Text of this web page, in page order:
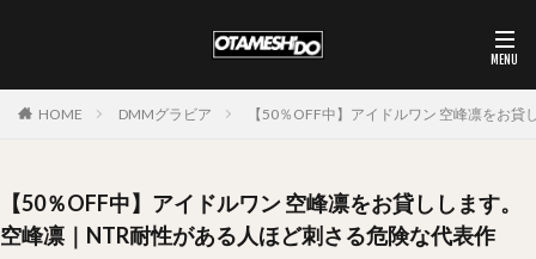
HOME DMMグラビア 【50％OFF中】アイドルワン 空峰凛をお
【50％OFF中】アイドルワン 空峰凛をお貸しします。
空峰凛｜NTR耐性がある人ほど刺さる危険な代表作